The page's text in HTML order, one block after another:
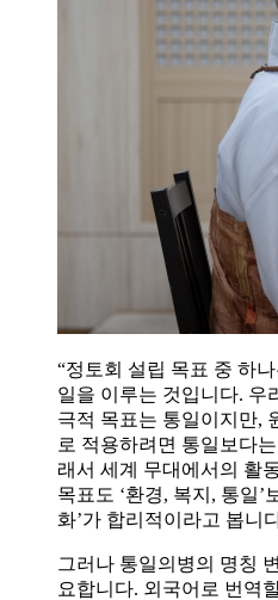
“정토회 설립 목표 중 하
일을 이루는 것입니다. 우
극적 목표는 통일이지만,
로 적용하려면 통일보다
래서 세계 무대에서의 활
목표도 ‘환경, 복지, 통일’
화’가 합리적이라고 봅니
그러나 통일의병의 명칭
요합니다. 외국어로 번역